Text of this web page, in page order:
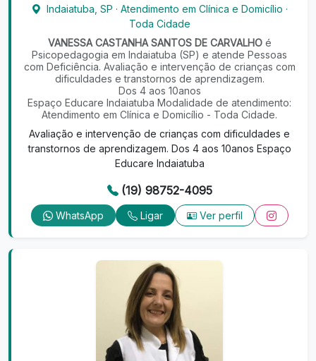
Indaiatuba SP · Atendimento em Clínica e Domicílio ·
Toda Cidade
VANESSA CASTANHA SANTOS DE CARVALHOé
Psicopedagogia em Indaiatuba (SP) e atende Pessoas
com Deficiência. Avaliação e intervenção de crianças com
dificuldades e transtornos de aprendizagem.
Dos 4 aos 10anos
Espaço Educare Indaiatuba Modalidade de atendimento:
Atendimento em Clínica e Domicílio - Toda Cidade.
Avaliação e intervenção de crianças com dificuldades e
transtornos de aprendizagem. Dos 4 aos 10anos Espaço
Educare Indaiatuba
(19) 98752-4095
WhatsApp Ligar Ver perfil